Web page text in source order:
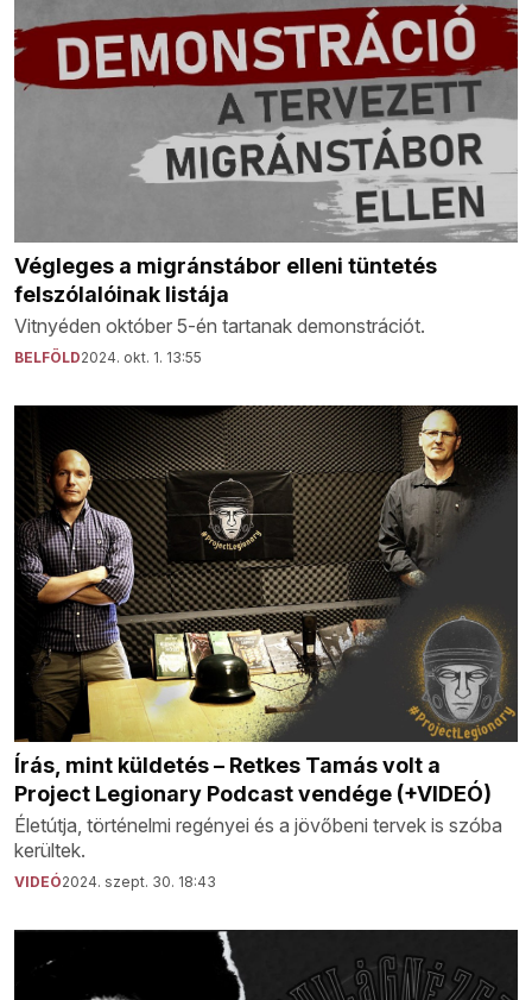
Végleges a migránstábor elleni tüntetés
felszólalóinak listája
Vitnyéden október 5-én tartanak demonstrációt.
BELFÖLD2024. okt. 1. 13:55
Írás, mint küldetés – Retkes Tamás volt a
Project Legionary Podcast vendége (+VIDEÓ)
Életútja, történelmi regényei és a jövőbeni tervek is szóba
kerültek.
VIDEÓ2024. szept. 30. 18:43